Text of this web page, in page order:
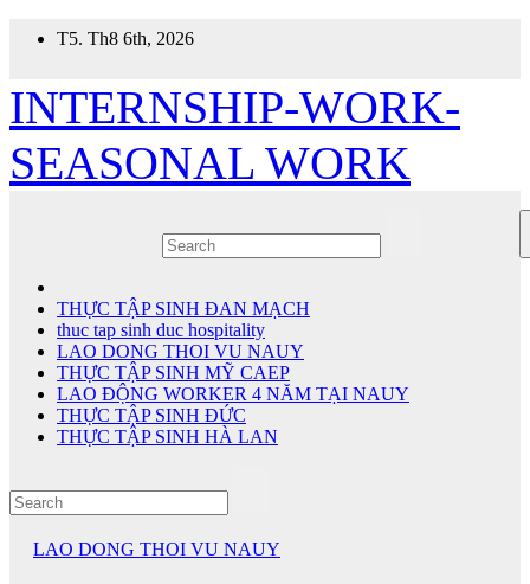
T5. Th8 6th, 2026
INTERNSHIP-WORK-
SEASONAL WORK
THỰC TẬP SINH ĐAN MẠCH
thuc tap sinh duc hospitality
LAO DONG THOI VU NAUY
THỰC TẬP SINH MỸ CAEP
LAO ĐỘNG WORKER 4 NĂM TẠI NAUY
THỰC TẬP SINH ĐỨC
THỰC TẬP SINH HÀ LAN
LAO DONG THOI VU NAUY